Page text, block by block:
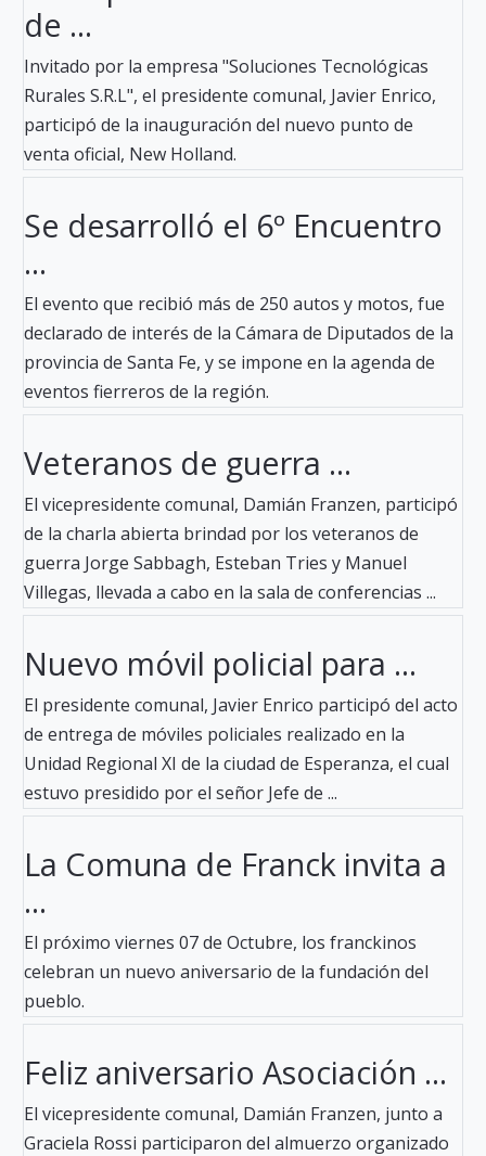
de ...
Invitado por la empresa "Soluciones Tecnológicas
Rurales S.R.L", el presidente comunal, Javier Enrico,
participó de la inauguración del nuevo punto de
venta oficial, New Holland.
Se desarrolló el 6º Encuentro
...
El evento que recibió más de 250 autos y motos, fue
declarado de interés de la Cámara de Diputados de la
provincia de Santa Fe, y se impone en la agenda de
eventos fierreros de la región.
Veteranos de guerra ...
El vicepresidente comunal, Damián Franzen, participó
de la charla abierta brindad por los veteranos de
guerra Jorge Sabbagh, Esteban Tries y Manuel
Villegas, llevada a cabo en la sala de conferencias ...
Nuevo móvil policial para ...
El presidente comunal, Javier Enrico participó del acto
de entrega de móviles policiales realizado en la
Unidad Regional XI de la ciudad de Esperanza, el cual
estuvo presidido por el señor Jefe de ...
La Comuna de Franck invita a
...
El próximo viernes 07 de Octubre, los franckinos
celebran un nuevo aniversario de la fundación del
pueblo.
Feliz aniversario Asociación ...
El vicepresidente comunal, Damián Franzen, junto a
Graciela Rossi participaron del almuerzo organizado